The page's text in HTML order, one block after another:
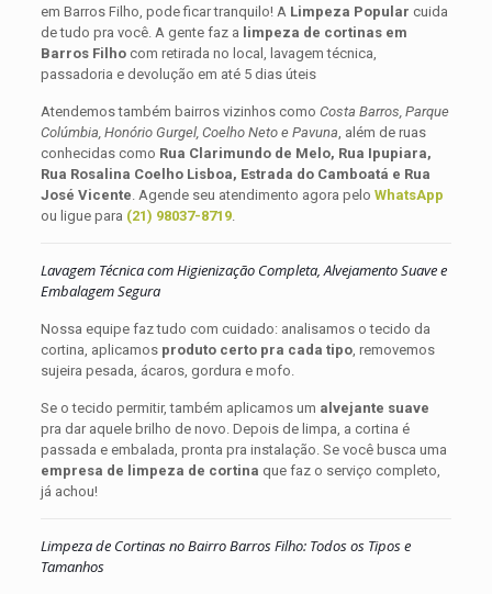
em Barros Filho, pode ficar tranquilo! A Limpeza Popular cuida
de tudo pra você. A gente faz a limpeza de cortinas em
Barros Filhocom retirada no local, lavagem técnica,
passadoria e devolução em até 5 dias úteis
Atendemos também bairros vizinhos como Costa Barros, Parque
Colúmbia, Honório Gurgel, Coelho Neto e Pavuna , além de ruas
conhecidas como Rua Clarimundo de Melo, Rua Ipupiara,
Rua Rosalina Coelho Lisboa, Estrada do Camboatá e Rua
José Vicente . Agende seu atendimento agora pelo WhatsApp
ou ligue para (21) 98037-8719.
Lavagem Técnica com Higienização Completa, Alvejamento Suave e
Embalagem Segura
Nossa equipe faz tudo com cuidado: analisamos o tecido da
cortina, aplicamos produto certo pra cada tipo, removemos
sujeira pesada, ácaros, gordura e mofo.
Se o tecido permitir, também aplicamos um alvejante suave
pra dar aquele brilho de novo. Depois de limpa, a cortina é
passada e embalada, pronta pra instalação. Se você busca uma
empresa de limpeza de cortina que faz o serviço completo,
já achou!
Limpeza de Cortinas no Bairro Barros Filho: Todos os Tipos e
Tamanhos